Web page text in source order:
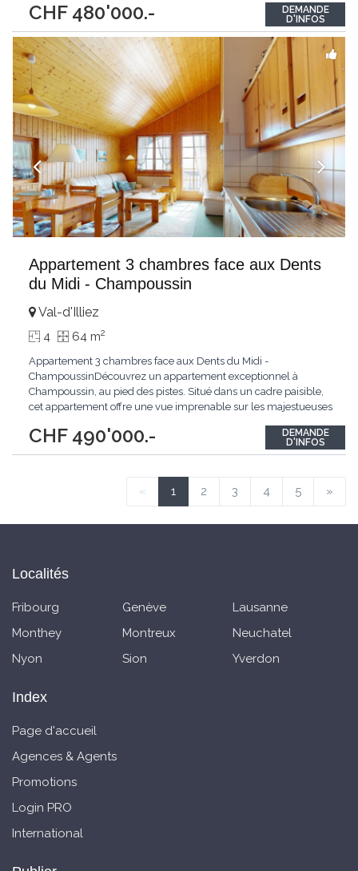
CHF 480'000.-
il se compose de 3 chambres à coucher et allie confort moderne
et qualité...
DEMANDE
D'INFOS
Appartement 3 chambres face aux Dents
du Midi - Champoussin
CHF 490'000.-
Val-d'Illiez
4 64 m2
Appartement 3 chambres face aux Dents du Midi -
ChampoussinDécouvrez un appartement exceptionnel à
Champoussin, au pied des pistes. Situé dans un cadre paisible,
cet appartement offre une vue imprenable sur les majestueuses
baigné de lumière tout au long de la journée.Ce bien se
distingue par l'utilisation de matériaux de qualité...
DEMANDE
D'INFOS
« 1 2 3 4 5 »
Localités
Fribourg Genève
Lausanne
Monthey
Montreux
Neuchatel
Nyon
Sion Yverdon
Index
Page d'accueil
Agences & Agents
Promotions
Login PRO
International